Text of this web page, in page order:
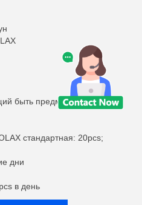
быть предметом
стандартная: 20pcs;
дни
в день